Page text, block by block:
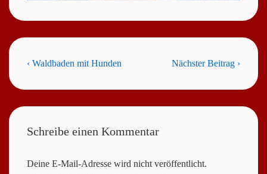
Beitragsnavigation
Previous
‹ Waldbaden mit Hunden
Next
Nächster Beitrag ›
Schreibe einen Kommentar
Deine E-Mail-Adresse wird nicht veröffentlicht.